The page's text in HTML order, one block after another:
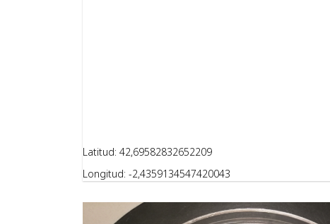
Latitud: 42,69582832652209
Longitud: -2,4359134547420043